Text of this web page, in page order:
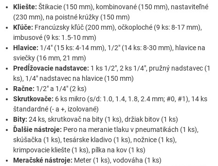
Kliešte: Štikacie (150 mm), kombinované (150 mm), nastaviteľné
(230 mm), na poistné krúžky (150 mm)
Kľúče: Francúzsky kľúč (200 mm), očkoploché (9 ks: 8-17 mm),
imbusové (9 ks: 1.5-10 mm)
Hlavice: 1/4" (15 ks: 4-14 mm), 1/2" (14 ks: 8-30 mm), hlavice na
sviečky (16 mm, 21 mm)
Predĺžovacie nadstavce: 1 ks 1/2", 2 ks 1/4", pružný nadstavec (1
ks), 1/4" nadstavec na hlavice (150 mm)
Račne: 1/2" a 1/4" (2 ks)
Skrutkovače: 6 ks mikro (s/d: 1.0, 1.4, 1.8, 2.4 mm; #0, #1), 14 ks
štandardné (- a +, izolované)
Bity: 24 ks, skrutkovač na bity (1 ks), držiak bitov (1 ks)
Ďalšie nástroje: Pero na meranie tlaku v pneumatikách (1 ks),
skúšačka (1 ks), tesárske kladivo (1 ks), nožnice (1 ks),
krimpovacie kliešte (1 ks), pílka na kov (1 ks)
Meračské nástroje: Meter (1 ks), vodováha (1 ks)